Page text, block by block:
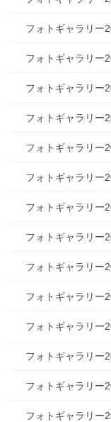
フォトギャラリー
フォトギャラリー
フォトギャラリー
フォトギャラリー
フォトギャラリー
フォトギャラリー
フォトギャラリー
フォトギャラリー
フォトギャラリー
フォトギャラリー
フォトギャラリー
フォトギャラリー
フォトギャラリー
フォトギャラリー